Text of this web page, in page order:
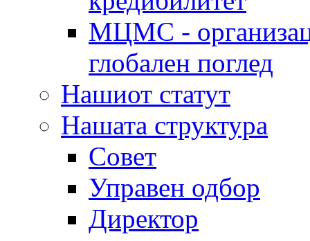
МЦМС -
глобален поглед
Нашиот статут
Нашата структура
Совет
Управен одбор
Директор